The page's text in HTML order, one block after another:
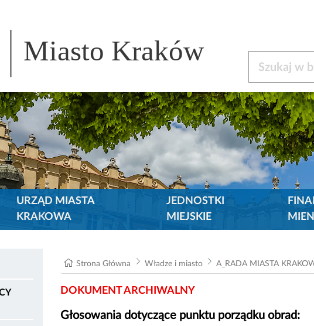
Miasto Kraków
URZĄD MIASTA
KRAKOWA
JEDNOSTKI
MIEJSKIE
Strona Główna Władze i miasto A_RADA MIASTA
DOKUMENT ARCHIWALNY
Głosowania dotyczące punktu porządku obrad: